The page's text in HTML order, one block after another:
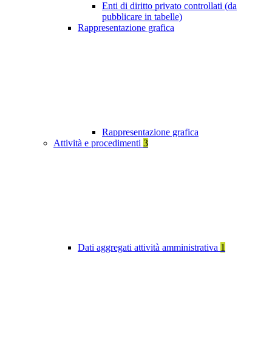
Enti di diritto privato controllati (da
pubblicare in tabelle)
Rappresentazione grafica
Rappresentazione grafica
Attività e procedimenti 3
Dati aggregati attività amministrativa 1